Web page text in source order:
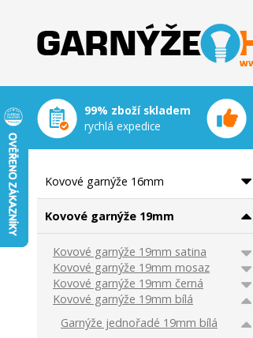
Garnýže Hebr
99% zboží skladem
rychlá expedice
Kovové garnýže 16mm
Kovové garnýže 19mm
Kovové garnýže 19mm satina
Kovové garnýže 19mm mosaz
Kovové garnýže 19mm černá
Kovové garnýže 19mm bílá
Garnýže jednořadé 19mm bílá